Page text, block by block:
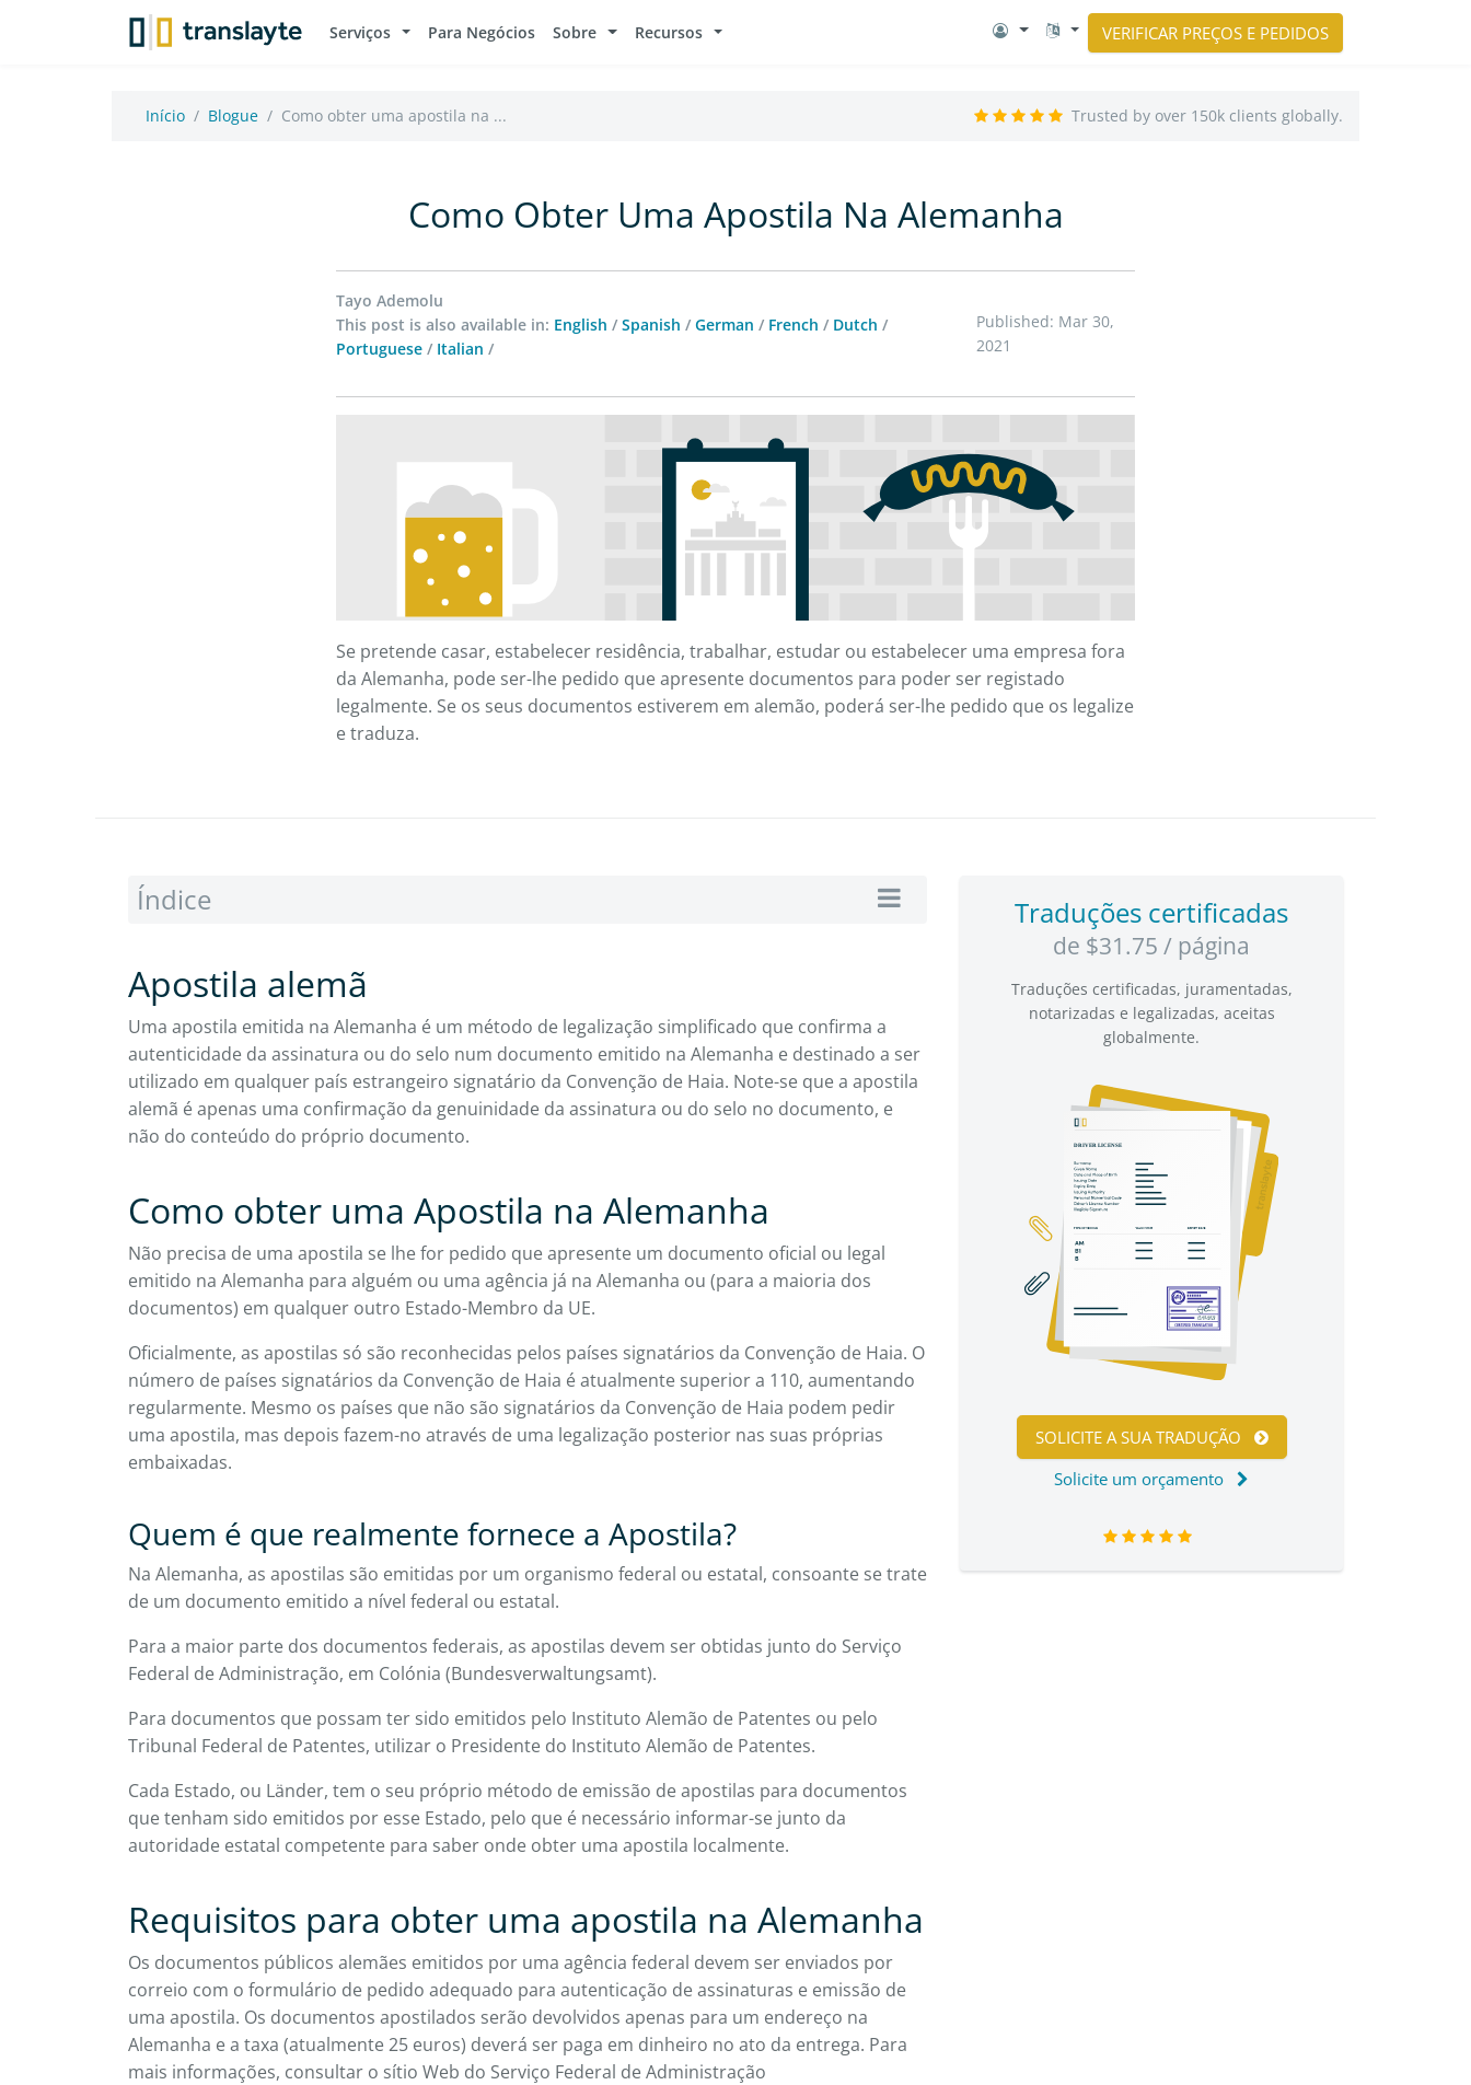
Serviços Para Negócios Sobre Recursos VERIFICAR PREÇOS E PEDIDOS
Início Blogue Como obter uma apostila na ... Trusted by over 150k clients globally.
Como Obter Uma Apostila Na Alemanha
Tayo Ademolu
This post is also available in: English / Spanish / German / French / Dutch /
Portuguese / Italian /
Published: Mar 30,
2021
Se pretende casar, estabelecer residência, trabalhar, estudar ou estabelecer uma empresa fora
da Alemanha, pode ser-lhe pedido que apresente documentos para poder ser registado
legalmente. Se os seus documentos estiverem em alemão, poderá ser-lhe pedido que os legalize
e traduza.
Índice
Apostila alemã
Uma apostila emitida na Alemanha é um método de legalização simplificado que confirma a
autenticidade da assinatura ou do selo num documento emitido na Alemanha e destinado a ser
utilizado em qualquer país estrangeiro signatário da Convenção de Haia. Note-se que a apostila
alemã é apenas uma confirmação da genuinidade da assinatura ou do selo no documento, e
não do conteúdo do próprio documento.
Como obter uma Apostila na Alemanha
Não precisa de uma apostila se lhe for pedido que apresente um documento oficial ou legal
emitido na Alemanha para alguém ou uma agência já na Alemanha ou (para a maioria dos
documentos) em qualquer outro Estado-Membro da UE.
Oficialmente, as apostilas só são reconhecidas pelos países signatários da Convenção de Haia. O
número de países signatários da Convenção de Haia é atualmente superior a 110, aumentando
regularmente. Mesmo os países que não são signatários da Convenção de Haia podem pedir
uma apostila, mas depois fazem-no através de uma legalização posterior nas suas próprias
embaixadas.
Quem é que realmente fornece a Apostila?
Na Alemanha, as apostilas são emitidas por um organismo federal ou estatal, consoante se trate
de um documento emitido a nível federal ou estatal.
Para a maior parte dos documentos federais, as apostilas devem ser obtidas junto do Serviço
Federal de Administração, em Colónia (Bundesverwaltungsamt).
Para documentos que possam ter sido emitidos pelo Instituto Alemão de Patentes ou pelo
Tribunal Federal de Patentes, utilizar o Presidente do Instituto Alemão de Patentes.
Cada Estado, ou Länder, tem o seu próprio método de emissão de apostilas para documentos
que tenham sido emitidos por esse Estado, pelo que é necessário informar-se junto da
autoridade estatal competente para saber onde obter uma apostila localmente.
Requisitos para obter uma apostila na Alemanha
Os documentos públicos alemães emitidos por uma agência federal devem ser enviados por
correio com o formulário de pedido adequado para autenticação de assinaturas e emissão de
uma apostila. Os documentos apostilados serão devolvidos apenas para um endereço na
Alemanha e a taxa (atualmente 25 euros) deverá ser paga em dinheiro no ato da entrega. Para
mais informações, consultar o sítio Web do Serviço Federal de Administração
Traduções certificadas
de $31.75 / página
Traduções certificadas, juramentadas,
notarizadas e legalizadas, aceitas
globalmente.
SOLICITE A SUA TRADUÇÃO
Solicite um orçamento